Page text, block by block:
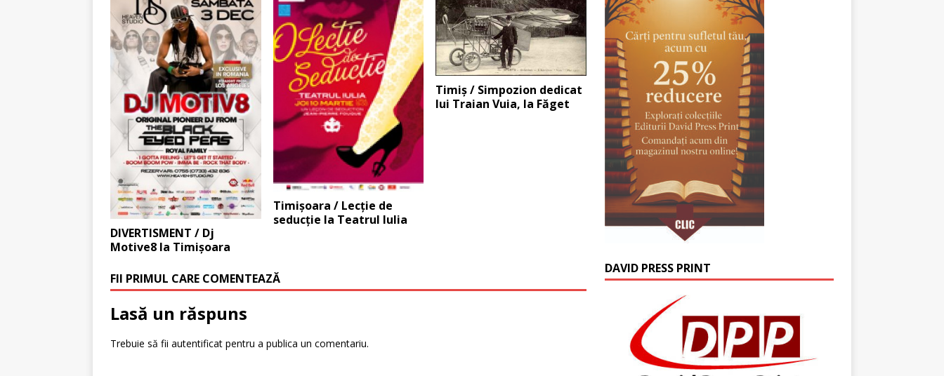
DIVERTISMENT / Dj
Motive8 la Timişoara
Timişoara / Lecţie de
seducţie la Teatrul Iulia
Timiş / Simpozion dedicat
lui Traian Vuia, la Făget
FII PRIMUL CARE COMENTEAZĂ
Lasă un răspuns
Trebuie să fii autentificat pentru a publica un comentariu.
DAVID PRESS PRINT